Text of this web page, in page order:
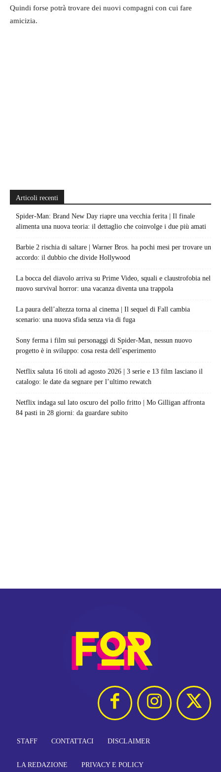
Quindi forse potrà trovare dei nuovi compagni con cui fare
amicizia.
Articoli recenti
Spider-Man: Brand New Day riapre una vecchia ferita | Il finale
alimenta una nuova teoria: il dettaglio che coinvolge i due più amati
Barbie 2 rischia di saltare | Warner Bros. ha pochi mesi per trovare un
accordo: il dubbio che divide Hollywood
La bocca del diavolo arriva su Prime Video, squali e claustrofobia nel
nuovo survival horror: una vacanza diventa una trappola
La paura dell’altezza torna al cinema | Il sequel di Fall cambia
scenario: una nuova sfida senza via di fuga
Sony ferma i film sui personaggi di Spider-Man, nessun nuovo
progetto è in sviluppo: cosa resta dell’esperimento
Netflix saluta 16 titoli ad agosto 2026 | 3 serie e 13 film lasciano il
catalogo: le date da segnare per l’ultimo rewatch
Netflix indaga sul lato oscuro del pollo fritto | Mo Gilligan affronta
84 pasti in 28 giorni: da guardare subito
STAFF CONTATTACI DISCLAIMER
LA REDAZIONE PRIVACY E POLICY